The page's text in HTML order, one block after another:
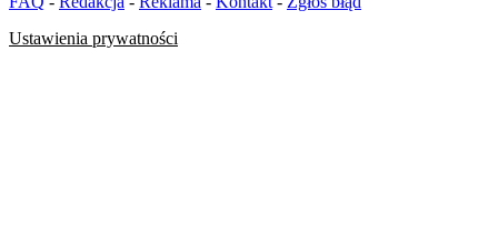
Ustawienia prywatności